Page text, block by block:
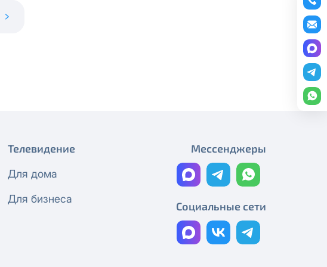
Технические работы Смотрёшка
Технические работы Смотрёшка
Технические работы Смотрёшка
Реорганизация узла связи
Телевидение
Для дома
Для бизнеса
Мессенджеры
Социальные сети